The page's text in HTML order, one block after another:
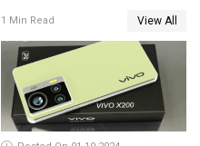
1 Min Read View All